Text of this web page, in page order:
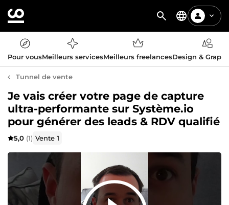
Pour vousMeilleurs servicesMeilleurs freelancesDesign &
Tunnel de vente
Je vais créer votre page de capture
ultra-performante sur Système.io
pour générer des leads & RDV qualifié
5,0 (1) Vente1